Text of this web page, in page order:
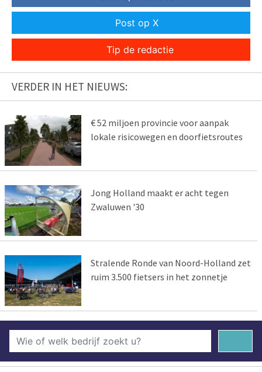
Post op X
Tip de redactie
VERDER IN HET NIEUWS:
€ 52 miljoen provincie voor aanpak
lokale risicowegen en doorfietsroutes
Jong Holland maakt er acht tegen
Zwaluwen '30
Stralende Ronde van Noord-Holland zet
ruim 3.500 fietsers in het zonnetje